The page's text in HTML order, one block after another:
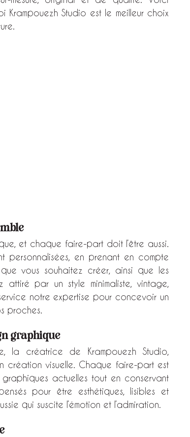
Studio est le meilleur choix
et chaque faire-part doit l’être aussi.
personnalisées, en prenant en compte
vous souhaitez créer, ainsi que les
par un style minimaliste, vintage,
notre expertise pour concevoir un
proches.
graphique
la créatrice de Krampouezh Studio,
création visuelle. Chaque faire-part est
actuelles tout en conservant
pour être esthétiques, lisibles et
qui suscite l’émotion et l’admiration.